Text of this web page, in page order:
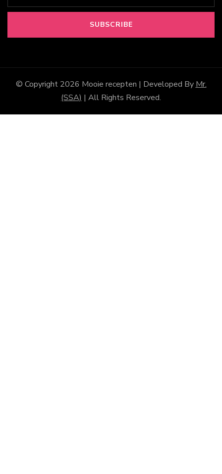
© Copyright 2026 Mooie recepten | Developed By Mr.
(SSA) | All Rights Reserved.